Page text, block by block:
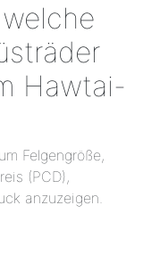
Hawtai-
Felgengröße,
(PCD),
anzuzeigen.